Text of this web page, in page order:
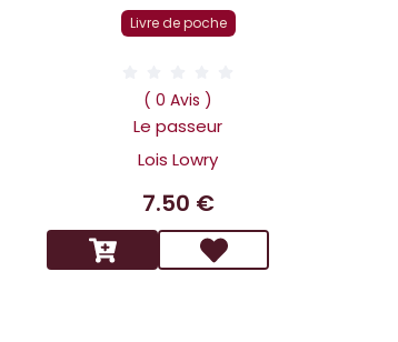
Livre de poche
( 0 Avis )
Le passeur
Lois Lowry
7.50 €